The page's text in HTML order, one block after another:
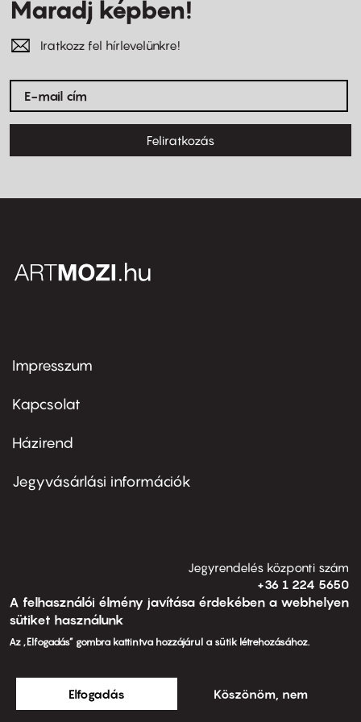
Maradj képben!
Iratkozz fel hírlevelünkre!
Feliratkozás
Footer
first
Impresszum
Kapcsolat
Footer
second
Házirend
Jegyvásárlási információk
Jegyrendelés központi szám
+36 1 224 5650
H-V 13.00-21.00 óráig
Fejlesztés és üzemeltetés:
A felhasználói élmény javítása érdekében a webhelyen
sütiket használunk
Az „Elfogadás” gombra kattintva hozzájárul a sütik létrehozásához.
Elfogadás Köszönöm, nem